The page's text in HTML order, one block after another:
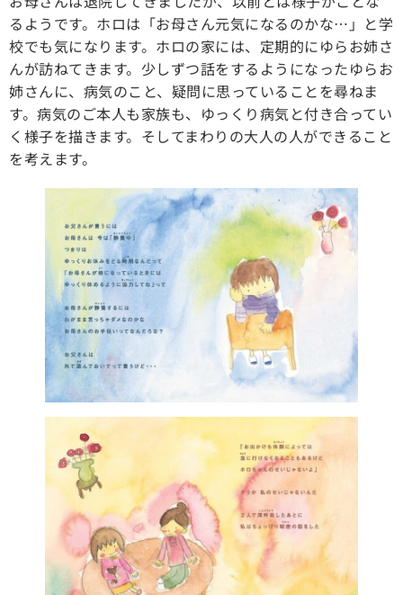
るようです。ホロは「お母さん元気になるのかな…」と学
校でも気になります。ホロの家には、定期的にゆらお姉さ
んが訪ねてきます。少しずつ話をするようになったゆらお
姉さんに、病気のこと、疑問に思っていることを尋ねま
す。病気のご本人も家族も、ゆっくり病気と付き合ってい
く様子を描きます。そしてまわりの大人の人ができること
を考えます。